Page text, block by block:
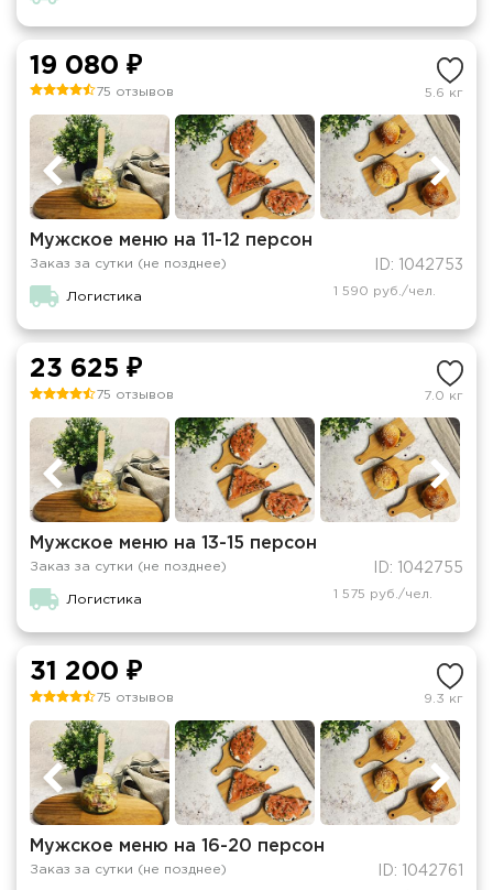
19 080 ₽
75 отзывов 5.6 кг
Мужское меню на 11-12 персон
Заказ за сутки (не позднее) ID: 1042753
Логистика 1 590 руб./чел.
23 625 ₽
75 отзывов 7.0 кг
Мужское меню на 13-15 персон
Заказ за сутки (не позднее) ID: 1042755
Логистика 1 575 руб./чел.
31 200 ₽
75 отзывов 9.3 кг
Мужское меню на 16-20 персон
Заказ за сутки (не позднее) ID: 1042761